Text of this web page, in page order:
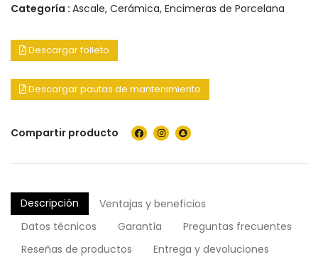
Categoría : Ascale, Cerámica, Encimeras de Porcelana
Descargar folleto
Descargar pautas de mantenimiento
Compartir producto
Descripción
Ventajas y beneficios
Datos técnicos
Garantía
Preguntas frecuentes
Reseñas de productos
Entrega y devoluciones